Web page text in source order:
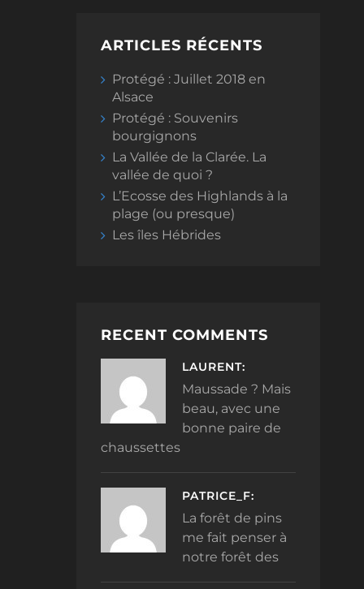
ARTICLES RÉCENTS
Protégé : Juillet 2018 en
Alsace
Protégé : Souvenirs
bourgignons
La Vallée de la Clarée. La
vallée de quoi ?
L’Ecosse des Highlands à la
plage (ou presque)
Les îles Hébrides
RECENT COMMENTS
LAURENT:
Maussade ? Mais
beau, avec une
bonne paire de
chaussettes
PATRICE_F:
La forêt de pins
me fait penser à
notre forêt des